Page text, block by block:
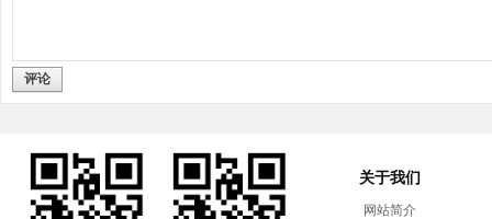
评论
关于我们
网站简介